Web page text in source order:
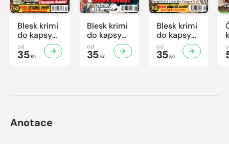
Blesk krimi
do kapsy
č.7/2026
od
35Kč
Blesk krimi
do kapsy
č.6/2026
od
35Kč
Blesk krimi
do kapsy
č.5/2026
od
35Kč
Anotace